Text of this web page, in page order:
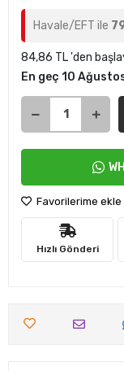
Havale/EFT ile
84,86 TL 'den
En geç 10
Favorilerime ekle
Hızlı Gönderi